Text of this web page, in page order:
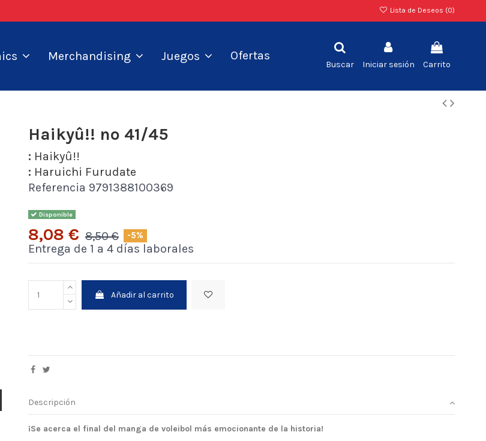
Lista de Deseos (0)
Merchandising Juegos Ofertas
Buscar Iniciar sesión Carrito
Haikyû!! nº 41/45
: Haikyû!!
: Haruichi Furudate
Referencia 9791388100369
Disponible
8,08 € 8,50 € -5%
Entrega de 1 a 4 días laborales
Añadir al carrito
Descripción
¡Se acerca el final del manga de voleibol más emocionante de la historia!